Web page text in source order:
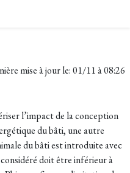
mise à jour le:01/11 à 08:26
l’impact de la conception
du bâti, une autre
du bâti est introduite avec
doit être inférieur à